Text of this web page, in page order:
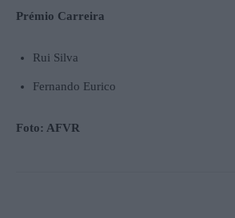
Prémio Carreira
Rui Silva
Fernando Eurico
Foto: AFVR